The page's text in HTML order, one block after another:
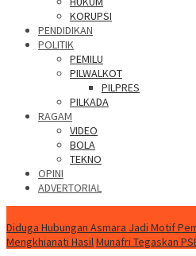
KORUPSI
PENDIDIKAN
POLITIK
PEMILU
PILWALKOT
PILPRES
PILKADA
RAGAM
VIDEO
BOLA
TEKNO
OPINI
ADVERTORIAL
Diduga Hubungan Asmara Jadi Motif
Mengkhianati HasilMunafri Tegaskan